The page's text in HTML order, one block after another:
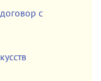
с